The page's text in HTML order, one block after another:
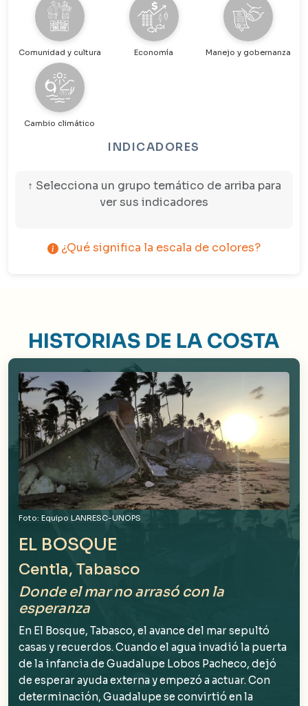
Comunidad y cultura Economía Manejo y gobernanza
Cambio climático
INDICADORES
↑ Selecciona un grupo temático de arriba para
ver sus indicadores
¿Qué significa la escala de colores?
HISTORIAS DE LA COSTA
Foto: Equipo LANRESC-UNOPS
EL BOSQUE
Centla, Tabasco
Donde el mar no arrasó con la
esperanza
En El Bosque, Tabasco, el avance del mar sepultó
casas y recuerdos. Cuando el agua invadió la puerta
de la infancia de Guadalupe Lobos Pacheco, dejó
de esperar ayuda externa y empezó a actuar. Con
determinación, Guadalupe se convirtió en la